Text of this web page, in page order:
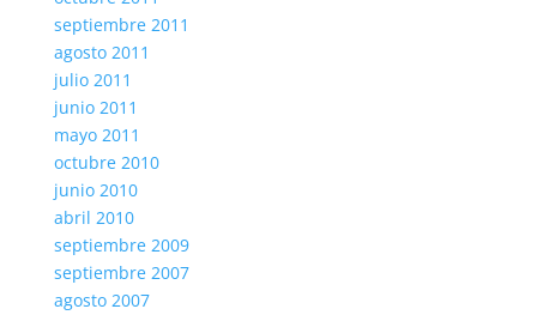
septiembre 2011
agosto 2011
julio 2011
junio 2011
mayo 2011
octubre 2010
junio 2010
abril 2010
septiembre 2009
septiembre 2007
agosto 2007